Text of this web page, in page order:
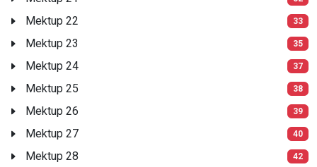
Mektup 22 33
Mektup 23 35
Mektup 24 37
Mektup 25 38
Mektup 26 39
Mektup 27 40
Mektup 28 42